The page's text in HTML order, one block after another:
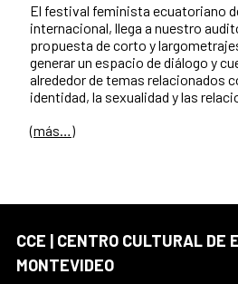
El festival feminista ecuatoriano
internacional, llega a nuestro
propuesta de corto y
generar un espacio de diálogo y
alrededor de temas relacionados
identidad, la sexualidad y las
(más…)
CCE | CENTRO CULTURAL DE
MONTEVIDEO